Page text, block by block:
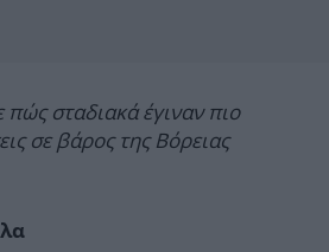
σταδιακά έγιναν πιο
σε βάρος της Βόρειας